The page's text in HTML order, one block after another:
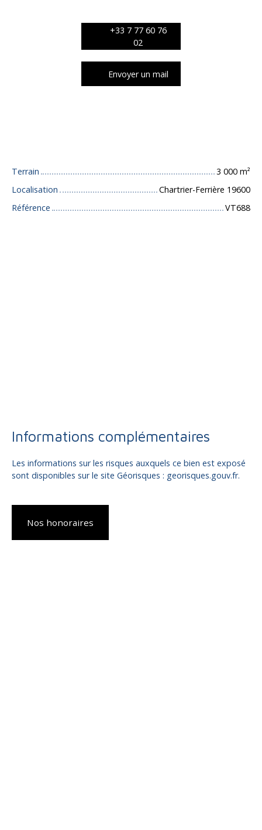
+33 7 77 60 76
02
Envoyer un mail
Terrain 3 000 m²
Localisation
Chartrier-Ferrière 19600
Référence
VT688
Informations complémentaires
Les informations sur les risques auxquels ce bien est exposé
sont disponibles sur le site Géorisques : georisques.gouv.fr.
Nos honoraires